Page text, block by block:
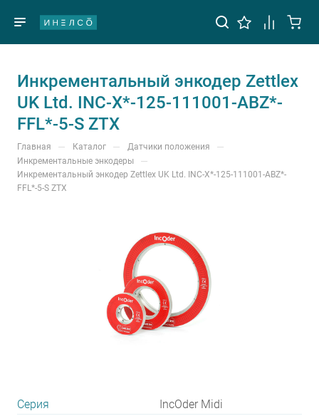
Инкрементальный энкодер Zettlex
UK Ltd. INC-X*-125-111001-ABZ*-
FFL*-5-S ZTX
Главная — Каталог — Датчики положения —
Инкрементальные энкодеры —
Инкрементальный энкодер Zettlex UK Ltd. INC-X*-125-111001-ABZ*-
FFL*-5-S ZTX
Серия
IncOder Midi